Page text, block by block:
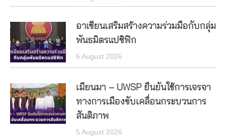
อาเซียนเสริมสร้างความร่วมมือกับกลุ่ม
พันธมิตรแปซิฟิก
6 August 2026
เมียนมา – UWSP ยืนยันใช้การเจรจา
ทางการเมืองขับเคลื่อนกระบวนการ
สันติภาพ
5 August 2026